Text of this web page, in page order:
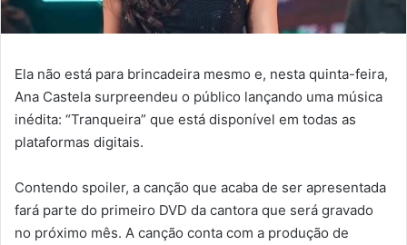
Ela não está para brincadeira mesmo e, nesta quinta-feira,
Ana Castela surpreendeu o público lançando uma música
inédita: “Tranqueira” que está disponível em todas as
plataformas digitais.
Contendo spoiler, a canção que acaba de ser apresentada
fará parte do primeiro DVD da cantora que será gravado
no próximo mês. A canção conta com a produção de